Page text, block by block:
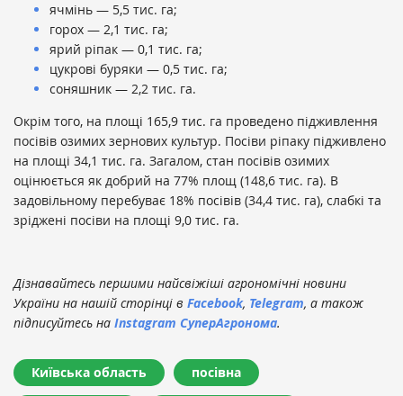
ячмінь — 5,5 тис. га;
горох — 2,1 тис. га;
ярий ріпак — 0,1 тис. га;
цукрові буряки — 0,5 тис. га;
соняшник — 2,2 тис. га.
Окрім того, на площі 165,9 тис. га проведено підживлення
посівів озимих зернових культур. Посіви ріпаку підживлено
на площі 34,1 тис. га. Загалом, стан посівів озимих
оцінюється як добрий на 77% площ (148,6 тис. га). В
задовільному перебуває 18% посівів (34,4 тис. га), слабкі та
зріджені посіви на площі 9,0 тис. га.
Дізнавайтесь першими найсвіжіші агрономічні новини
України на нашій сторінці в Facebook, Telegram, а також
підписуйтесь на Instagram СуперАгронома.
Київська область посівна